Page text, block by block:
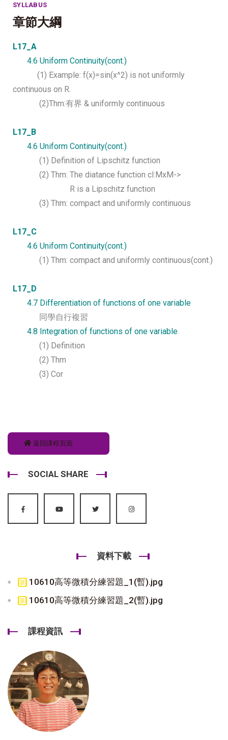
SYLLABUS
章節大綱
L17_A
4.6 Uniform Continuity(cont.)
(1) Example: f(x)=sin(x^2) is not uniformly
continuous on R.
(2)Thm:有界 & uniformly continuous
L17_B
4.6 Uniform Continuity(cont.)
(1) Definition of Lipschitz function
(2) Thm: The diatance function cl:MxM->
R is a Lipschitz function
(3) Thm: compact and uniformly continuous
L17_C
4.6 Uniform Continuity(cont.)
(1) Thm: compact and uniformly continuous(cont.)
L17_D
4.7 Differentiation of functions of one variable
同學自行複習
4.8 Integration of functions of one variable
(1) Definition
(2) Thm
(3) Cor
返回課程頁面
SOCIAL SHARE
資料下載
10610高等微積分練習題_1(暫).jpg
10610高等微積分練習題_2(暫).jpg
課程資訊